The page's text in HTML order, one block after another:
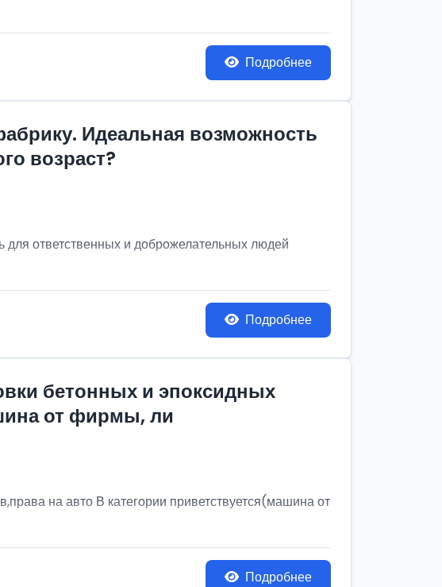
Подробнее
Идеальная возможность
возраст?
ответственных и доброжелательных людей
Подробнее
бетонных и эпоксидных
от фирмы, ли
на авто В категории приветствуется(машина от
Подробнее